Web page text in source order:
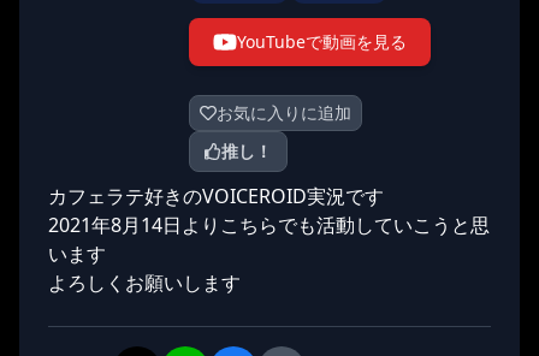
YouTubeで動画を見る
お気に入りに追加
推し！
カフェラテ好きのVOICEROID実況です
2021年8月14日よりこちらでも活動していこうと思
います
よろしくお願いします